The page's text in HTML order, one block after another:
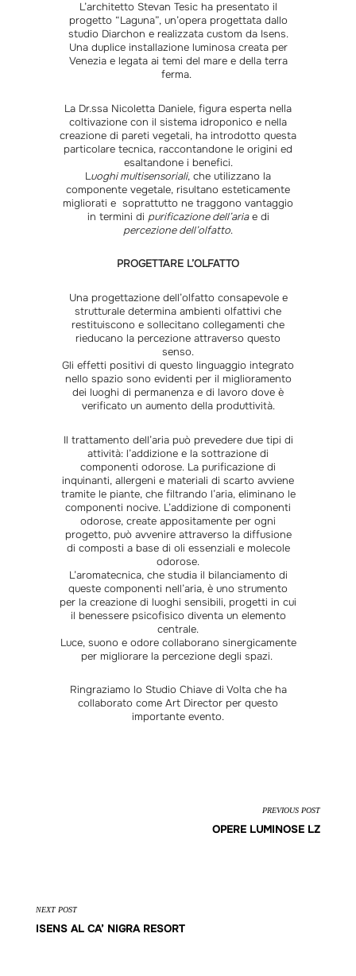
L’architetto Stevan Tesic ha presentato il
progetto “Laguna”, un’opera progettata dallo
studio Diarchon e realizzata custom da Isens.
Una duplice installazione luminosa creata per
Venezia e legata ai temi del mare e della terra
ferma.
La Dr.ssa Nicoletta Daniele, figura esperta nella
coltivazione con il sistema idroponico e nella
creazione di pareti vegetali, ha introdotto questa
particolare tecnica, raccontandone le origini ed
esaltandone i benefici.
Luoghi multisensoriali, che utilizzano la
componente vegetale, risultano esteticamente
migliorati e soprattutto ne traggono vantaggio
in termini di purificazione dell’ariae di
percezione dell’olfatto.
PROGETTARE L’OLFATTO
Una progettazione dell’olfatto consapevole e
strutturale determina ambienti olfattivi che
restituiscono e sollecitano collegamenti che
rieducano la percezione attraverso questo
senso.
Gli effetti positivi di questo linguaggio integrato
nello spazio sono evidenti per il miglioramento
dei luoghi di permanenza e di lavoro dove è
verificato un aumento della produttività.
Il trattamento dell’aria può prevedere due tipi di
attività: l’addizione e la sottrazione di
componenti odorose. La purificazione di
inquinanti, allergeni e materiali di scarto avviene
tramite le piante, che filtrando l’aria, eliminano le
componenti nocive. L’addizione di componenti
odorose, create appositamente per ogni
progetto, può avvenire attraverso la diffusione
di composti a base di oli essenziali e molecole
odorose.
L’aromatecnica, che studia il bilanciamento di
queste componenti nell’aria, è uno strumento
per la creazione di luoghi sensibili, progetti in cui
il benessere psicofisico diventa un elemento
centrale.
Luce, suono e odore collaborano sinergicamente
per migliorare la percezione degli spazi.
Ringraziamo lo Studio Chiave di Voltache ha
collaborato come Art Director per questo
importante evento.
PREVIOUS POST
OPERE LUMINOSE LZ
NEXT POST
ISENS AL CA’ NIGRA RESORT